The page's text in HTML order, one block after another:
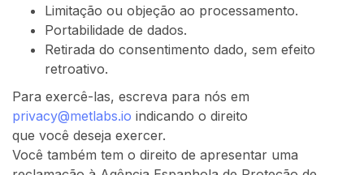
Limitação ou objeção ao processamento.
Portabilidade de dados.
Retirada do consentimento dado, sem efeito
retroativo.
Para exercê-las, escreva para nós em
privacy@metlabs.io indicando o direito
que você deseja exercer.
Você também tem o direito de apresentar uma